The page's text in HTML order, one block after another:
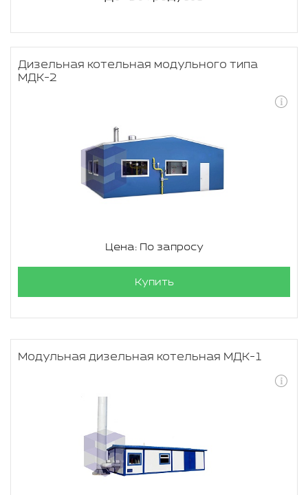
Дизельная котельная модульного типа
МДК-2
Цена: По запросу
Купить
Модульная дизельная котельная МДК-1